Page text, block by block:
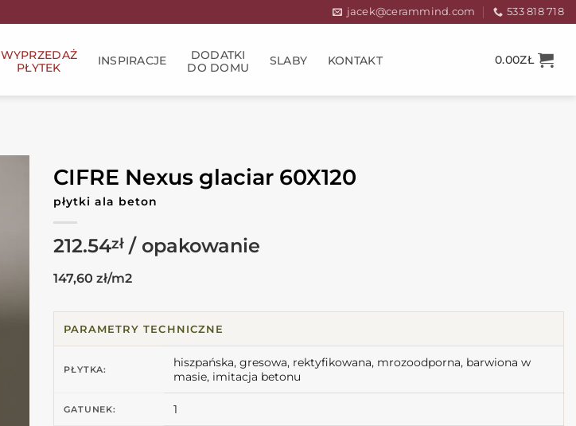
jacek@cerammind.com 533 818 718
WYPRZEDAŻ
PŁYTEK
INSPIRACJE
DODATKI
DO DOMU
SLABY KONTAKT 0.00ZŁ
CIFRE Nexus glaciar 60X120
płytki ala beton
212.54zł
147,60 zł/m2
PARAMETRY TECHNICZNE
PŁYTKA:
hiszpańska, gresowa, rektyfikowana, mrozoodporna, barwiona w
masie, imitacja betonu
GATUNEK: 1